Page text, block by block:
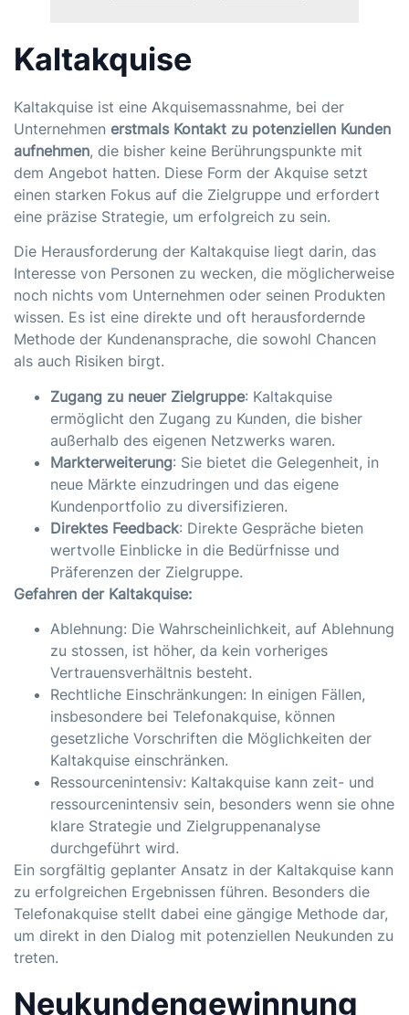
Kaltakquise
Kaltakquise ist eine Akquisemassnahme, bei der
Unternehmen erstmals Kontakt zu potenziellen Kunden
aufnehmen, die bisher keine Berührungspunkte mit
dem Angebot hatten. Diese Form der Akquise setzt
einen starken Fokus auf die Zielgruppe und erfordert
eine präzise Strategie, um erfolgreich zu sein.
Die Herausforderung der Kaltakquise liegt darin, das
Interesse von Personen zu wecken, die möglicherweise
noch nichts vom Unternehmen oder seinen Produkten
wissen. Es ist eine direkte und oft herausfordernde
Methode der Kundenansprache, die sowohl Chancen
als auch Risiken birgt.
Zugang zu neuer Zielgruppe: Kaltakquise
ermöglicht den Zugang zu Kunden, die bisher
außerhalb des eigenen Netzwerks waren.
Markterweiterung: Sie bietet die Gelegenheit, in
neue Märkte einzudringen und das eigene
Kundenportfolio zu diversifizieren.
Direktes Feedback: Direkte Gespräche bieten
wertvolle Einblicke in die Bedürfnisse und
Präferenzen der Zielgruppe.
Gefahren der Kaltakquise:
Ablehnung: Die Wahrscheinlichkeit, auf Ablehnung
zu stossen, ist höher, da kein vorheriges
Vertrauensverhältnis besteht.
Rechtliche Einschränkungen: In einigen Fällen,
insbesondere bei Telefonakquise, können
gesetzliche Vorschriften die Möglichkeiten der
Kaltakquise einschränken.
Ressourcenintensiv: Kaltakquise kann zeit- und
ressourcenintensiv sein, besonders wenn sie ohne
klare Strategie und Zielgruppenanalyse
durchgeführt wird.
Ein sorgfältig geplanter Ansatz in der Kaltakquise kann
zu erfolgreichen Ergebnissen führen. Besonders die
Telefonakquise stellt dabei eine gängige Methode dar,
um direkt in den Dialog mit potenziellen Neukunden zu
treten.
Neukundengewinnung